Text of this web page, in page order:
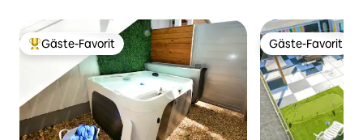
Beliebter Gäste-Favorit.
Gäste-Favorit Gäste-Favorit
Gäste-Favorit